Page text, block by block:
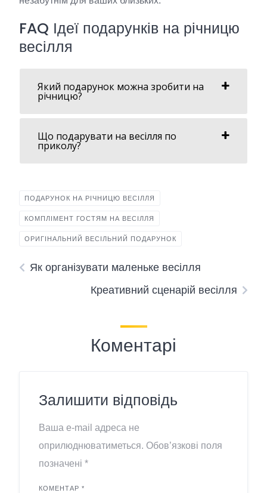
Послуга
Опис
Оренда автомобілів преміум-
класу для весільних заходів.
Опис
Організація майстер-класів
Послуга
Послуга Друк сувенірної продукції
весільних заходів.
FAQ Ідеї подарунків на річницю
весілля
Який подарунок можна зробити на
річницю?
Що подарувати на весілля по
приколу?
ПОДАРУНОК НА РІЧНИЦЮ ВЕСІЛЛЯ
КОМПЛІМЕНТ ГОСТЯМ НА ВЕСІЛЛЯ
ОРИГІНАЛЬНИЙ ВЕСІЛЬНИЙ ПОДАРУНОК
Як організувати маленьке весілля
Креативний сценарій весілля
Коментарі
Залишити відповідь
Ваша e-mail адреса не
оприлюднюватиметься. Обов’язкові поля
позначені *
КОМЕНТАР *